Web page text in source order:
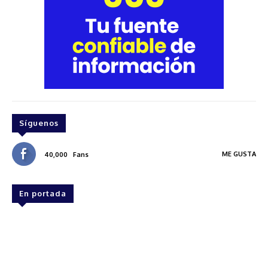
Síguenos
40,000 Fans ME GUSTA
En portada